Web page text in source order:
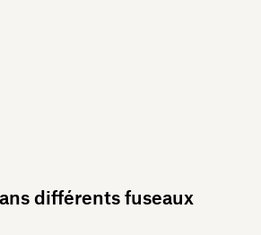
différents fuseaux